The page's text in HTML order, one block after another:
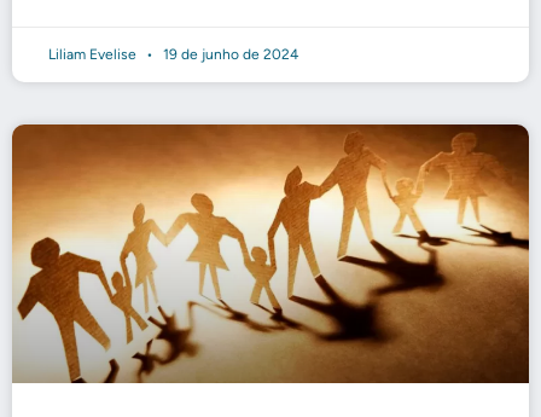
Liliam Evelise 19 de junho de 2024